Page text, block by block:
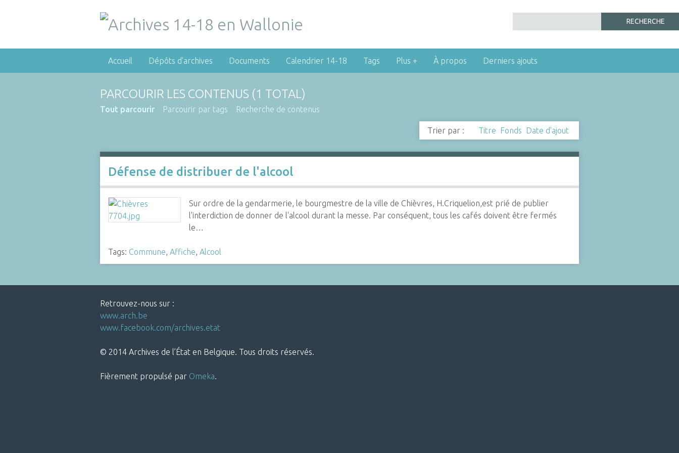
Accueil Dépôts d'archives Documents Calendrier 14-18 Tags Plus + À propos Derniers ajouts
PARCOURIR LES CONTENUS (1 TOTAL)
Tout parcourir Parcourir par tags Recherche de contenus
Trier par : Titre Fonds Date d'ajout
Défense de distribuer de l'alcool
Sur ordre de la gendarmerie, le bourgmestre de la ville de Chièvres, H.Criquelion,est prié de publier
l'interdiction de donner de l'alcool durant la messe. Par conséquent, tous les cafés doivent être fermés
le…
Tags: Commune, Affiche, Alcool
Retrouvez-nous sur :
www.arch.be
www.facebook.com/archives.etat
© 2014 Archives de l’État en Belgique. Tous droits réservés.
Fièrement propulsé par Omeka.